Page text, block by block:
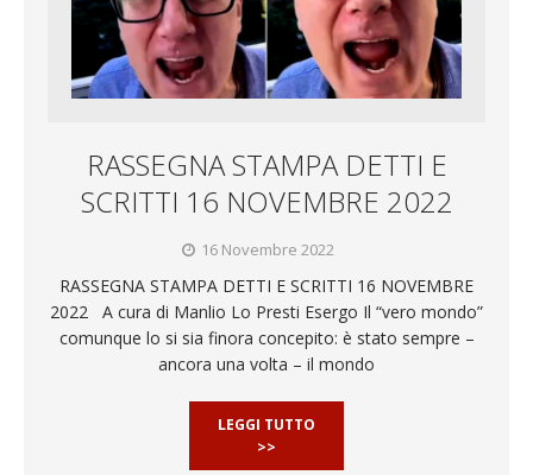
RASSEGNA STAMPA DETTI E
SCRITTI 16 NOVEMBRE 2022
16 Novembre 2022
RASSEGNA STAMPA DETTI E SCRITTI 16 NOVEMBRE
2022 A cura di Manlio Lo Presti Esergo Il “vero mondo”
comunque lo si sia finora concepito: è stato sempre –
ancora una volta – il mondo
LEGGI TUTTO
>>